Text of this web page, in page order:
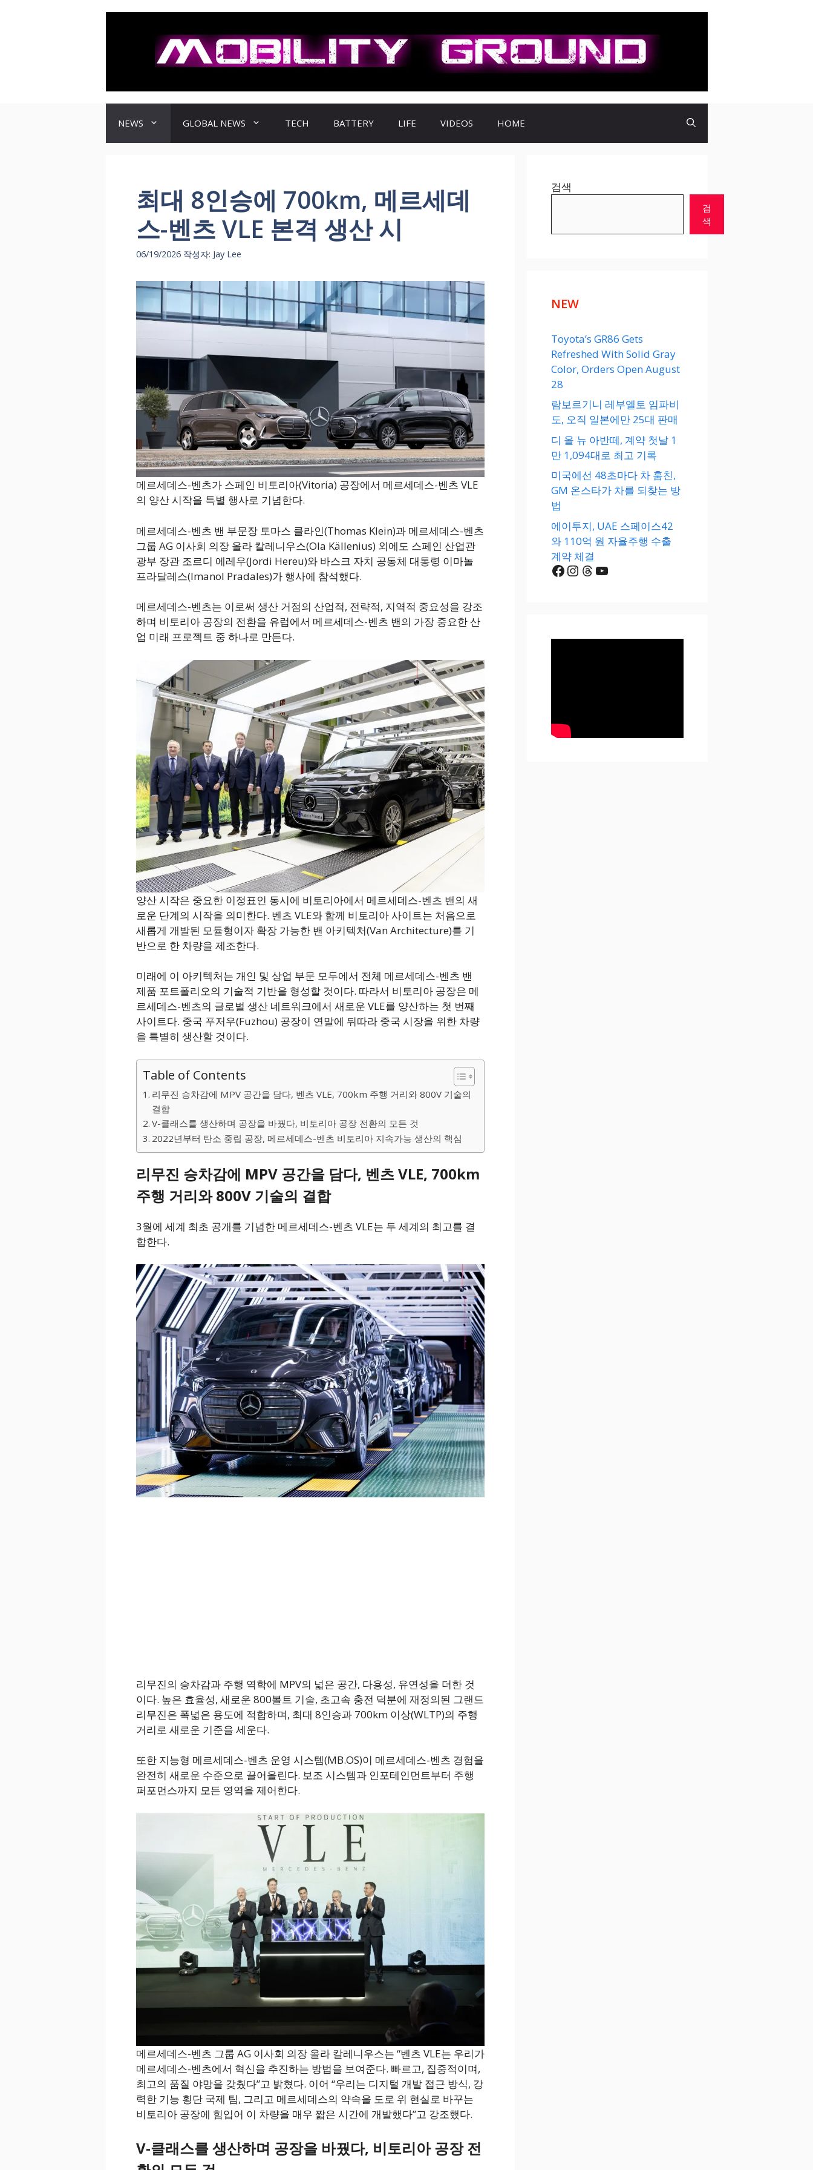
NEWS GLOBAL NEWS TECH BATTERY LIFE VIDEOS HOME
최대 8인승에 700km, 메르세데
스-벤츠 VLE 본격 생산 시
06/19/2026 작성자: Jay Lee
메르세데스-벤츠가 스페인 비토리아(Vitoria) 공장에서 메르세데스-벤츠 VLE
의 양산 시작을 특별 행사로 기념한다.
메르세데스-벤츠 밴 부문장 토마스 클라인(Thomas Klein)과 메르세데스-벤츠
그룹 AG 이사회 의장 올라 칼레니우스(Ola Källenius) 외에도 스페인 산업관
광부 장관 조르디 에레우(Jordi Hereu)와 바스크 자치 공동체 대통령 이마놀
프라달레스(Imanol Pradales)가 행사에 참석했다.
메르세데스-벤츠는 이로써 생산 거점의 산업적, 전략적, 지역적 중요성을 강조
하며 비토리아 공장의 전환을 유럽에서 메르세데스-벤츠 밴의 가장 중요한 산
업 미래 프로젝트 중 하나로 만든다.
양산 시작은 중요한 이정표인 동시에 비토리아에서 메르세데스-벤츠 밴의 새
로운 단계의 시작을 의미한다. 벤츠 VLE와 함께 비토리아 사이트는 처음으로
새롭게 개발된 모듈형이자 확장 가능한 밴 아키텍처(Van Architecture)를 기
반으로 한 차량을 제조한다.
미래에 이 아키텍처는 개인 및 상업 부문 모두에서 전체 메르세데스-벤츠 밴
제품 포트폴리오의 기술적 기반을 형성할 것이다. 따라서 비토리아 공장은 메
르세데스-벤츠의 글로벌 생산 네트워크에서 새로운 VLE를 양산하는 첫 번째
사이트다. 중국 푸저우(Fuzhou) 공장이 연말에 뒤따라 중국 시장을 위한 차량
을 특별히 생산할 것이다.
Table of Contents
리무진 승차감에 MPV 공간을 담다, 벤츠 VLE, 700km 주행 거리와 800V 기술의
결합
V-클래스를 생산하며 공장을 바꿨다, 비토리아 공장 전환의 모든 것
2022년부터 탄소 중립 공장, 메르세데스-벤츠 비토리아 지속가능 생산의 핵심
리무진 승차감에 MPV 공간을 담다, 벤츠 VLE, 700km
주행 거리와 800V 기술의 결합
3월에 세계 최초 공개를 기념한 메르세데스-벤츠 VLE는 두 세계의 최고를 결
합한다.
리무진의 승차감과 주행 역학에 MPV의 넓은 공간, 다용성, 유연성을 더한 것
이다. 높은 효율성, 새로운 800볼트 기술, 초고속 충전 덕분에 재정의된 그랜드
리무진은 폭넓은 용도에 적합하며, 최대 8인승과 700km 이상(WLTP)의 주행
거리로 새로운 기준을 세운다.
또한 지능형 메르세데스-벤츠 운영 시스템(MB.OS)이 메르세데스-벤츠 경험을
완전히 새로운 수준으로 끌어올린다. 보조 시스템과 인포테인먼트부터 주행
퍼포먼스까지 모든 영역을 제어한다.
메르세데스-벤츠 그룹 AG 이사회 의장 올라 칼레니우스는 “벤츠 VLE는 우리가
메르세데스-벤츠에서 혁신을 추진하는 방법을 보여준다. 빠르고, 집중적이며,
최고의 품질 야망을 갖췄다”고 밝혔다. 이어 “우리는 디지털 개발 접근 방식, 강
력한 기능 횡단 국제 팀, 그리고 메르세데스의 약속을 도로 위 현실로 바꾸는
비토리아 공장에 힘입어 이 차량을 매우 짧은 시간에 개발했다”고 강조했다.
V-클래스를 생산하며 공장을 바꿨다, 비토리아 공장 전
검색
검
색
NEW
Toyota’s GR86 Gets
Refreshed With Solid Gray
Color, Orders Open August
28
람보르기니 레부엘토 임파비
도, 오직 일본에만 25대 판매
디 올 뉴 아반떼, 계약 첫날 1
만 1,094대로 최고 기록
미국에선 48초마다 차 훔친,
GM 온스타가 차를 되찾는 방
법
에이투지, UAE 스페이스42
와 110억 원 자율주행 수출
계약 체결
Facebook
Instagram
Threads
YouTube